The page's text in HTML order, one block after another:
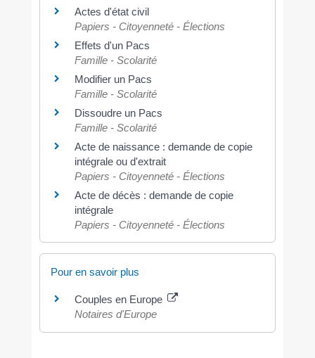
Actes d'état civil
Papiers - Citoyenneté - Élections
Effets d'un Pacs
Famille - Scolarité
Modifier un Pacs
Famille - Scolarité
Dissoudre un Pacs
Famille - Scolarité
Acte de naissance : demande de copie
intégrale ou d'extrait
Papiers - Citoyenneté - Élections
Acte de décès : demande de copie
intégrale
Papiers - Citoyenneté - Élections
Pour en savoir plus
Couples en Europe
Notaires d'Europe